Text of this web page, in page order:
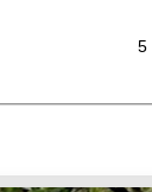
5